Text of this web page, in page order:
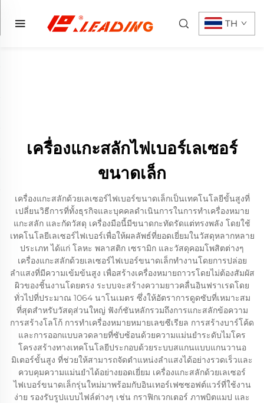
TH
เครื่องแกะสลักไฟเบอร์เลเซอร์
ขนาดเล็ก
เครื่องแกะสลักด้วยเลเซอร์ไฟเบอร์ขนาดเล็กเป็นเทคโนโลยีขั้นสูงที่
เปลี่ยนวิธีการที่ทั้งธุรกิจและบุคคลดำเนินการในการทำเครื่องหมาย
แกะสลัก และกัดวัสดุ เครื่องมือนี้มีขนาดกะทัดรัดแต่ทรงพลัง โดยใช้
เทคโนโลยีเลเซอร์ไฟเบอร์เพื่อให้ผลลัพธ์ที่ยอดเยี่ยมในวัสดุหลากหลาย
ประเภท ได้แก่ โลหะ พลาสติก เซรามิก และวัสดุคอมโพสิตต่างๆ
เครื่องแกะสลักด้วยเลเซอร์ไฟเบอร์ขนาดเล็กทำงานโดยการปล่อย
ลำแสงที่มีความเข้มข้นสูง เพื่อสร้างเครื่องหมายถาวรโดยไม่ต้องสัมผัส
ผิวของชิ้นงานโดยตรง ระบบจะสร้างความยาวคลื่นอินฟราเรดโดย
ทั่วไปที่ประมาณ 1064 นาโนเมตร ซึ่งให้อัตราการดูดซับที่เหมาะสม
ที่สุดสำหรับวัสดุส่วนใหญ่ ฟังก์ชันหลักรวมถึงการแกะสลักข้อความ
การสร้างโลโก้ การทำเครื่องหมายหมายเลขซีเรียล การสร้างบาร์โค้ด
และการออกแบบลวดลายที่ซับซ้อนด้วยความแม่นยำระดับไมโคร
โครงสร้างทางเทคโนโลยีประกอบด้วยระบบสแกนแบบแกนวานอ
มิเตอร์ขั้นสูง ที่ช่วยให้สามารถจัดตำแหน่งลำแสงได้อย่างรวดเร็วและ
ควบคุมความแม่นยำได้อย่างยอดเยี่ยม เครื่องแกะสลักด้วยเลเซอร์
ไฟเบอร์ขนาดเล็กรุ่นใหม่มาพร้อมกับอินเทอร์เฟซซอฟต์แวร์ที่ใช้งาน
ง่าย รองรับรูปแบบไฟล์ต่างๆ เช่น กราฟิกเวกเตอร์ ภาพบิตแมป และ